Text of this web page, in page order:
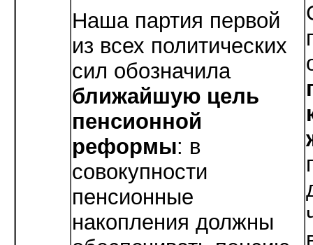
Наша партия первой
из всех политических
сил обозначила
ближайшую цель
пенсионной
реформы: в
совокупности
пенсионные
накопления должны